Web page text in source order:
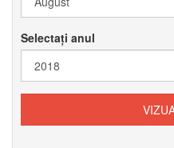
Selectați anul